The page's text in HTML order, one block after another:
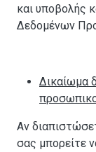
και υποβολής
Δεδομένων
Δικαίωμα
Αν
σας μπορείτε